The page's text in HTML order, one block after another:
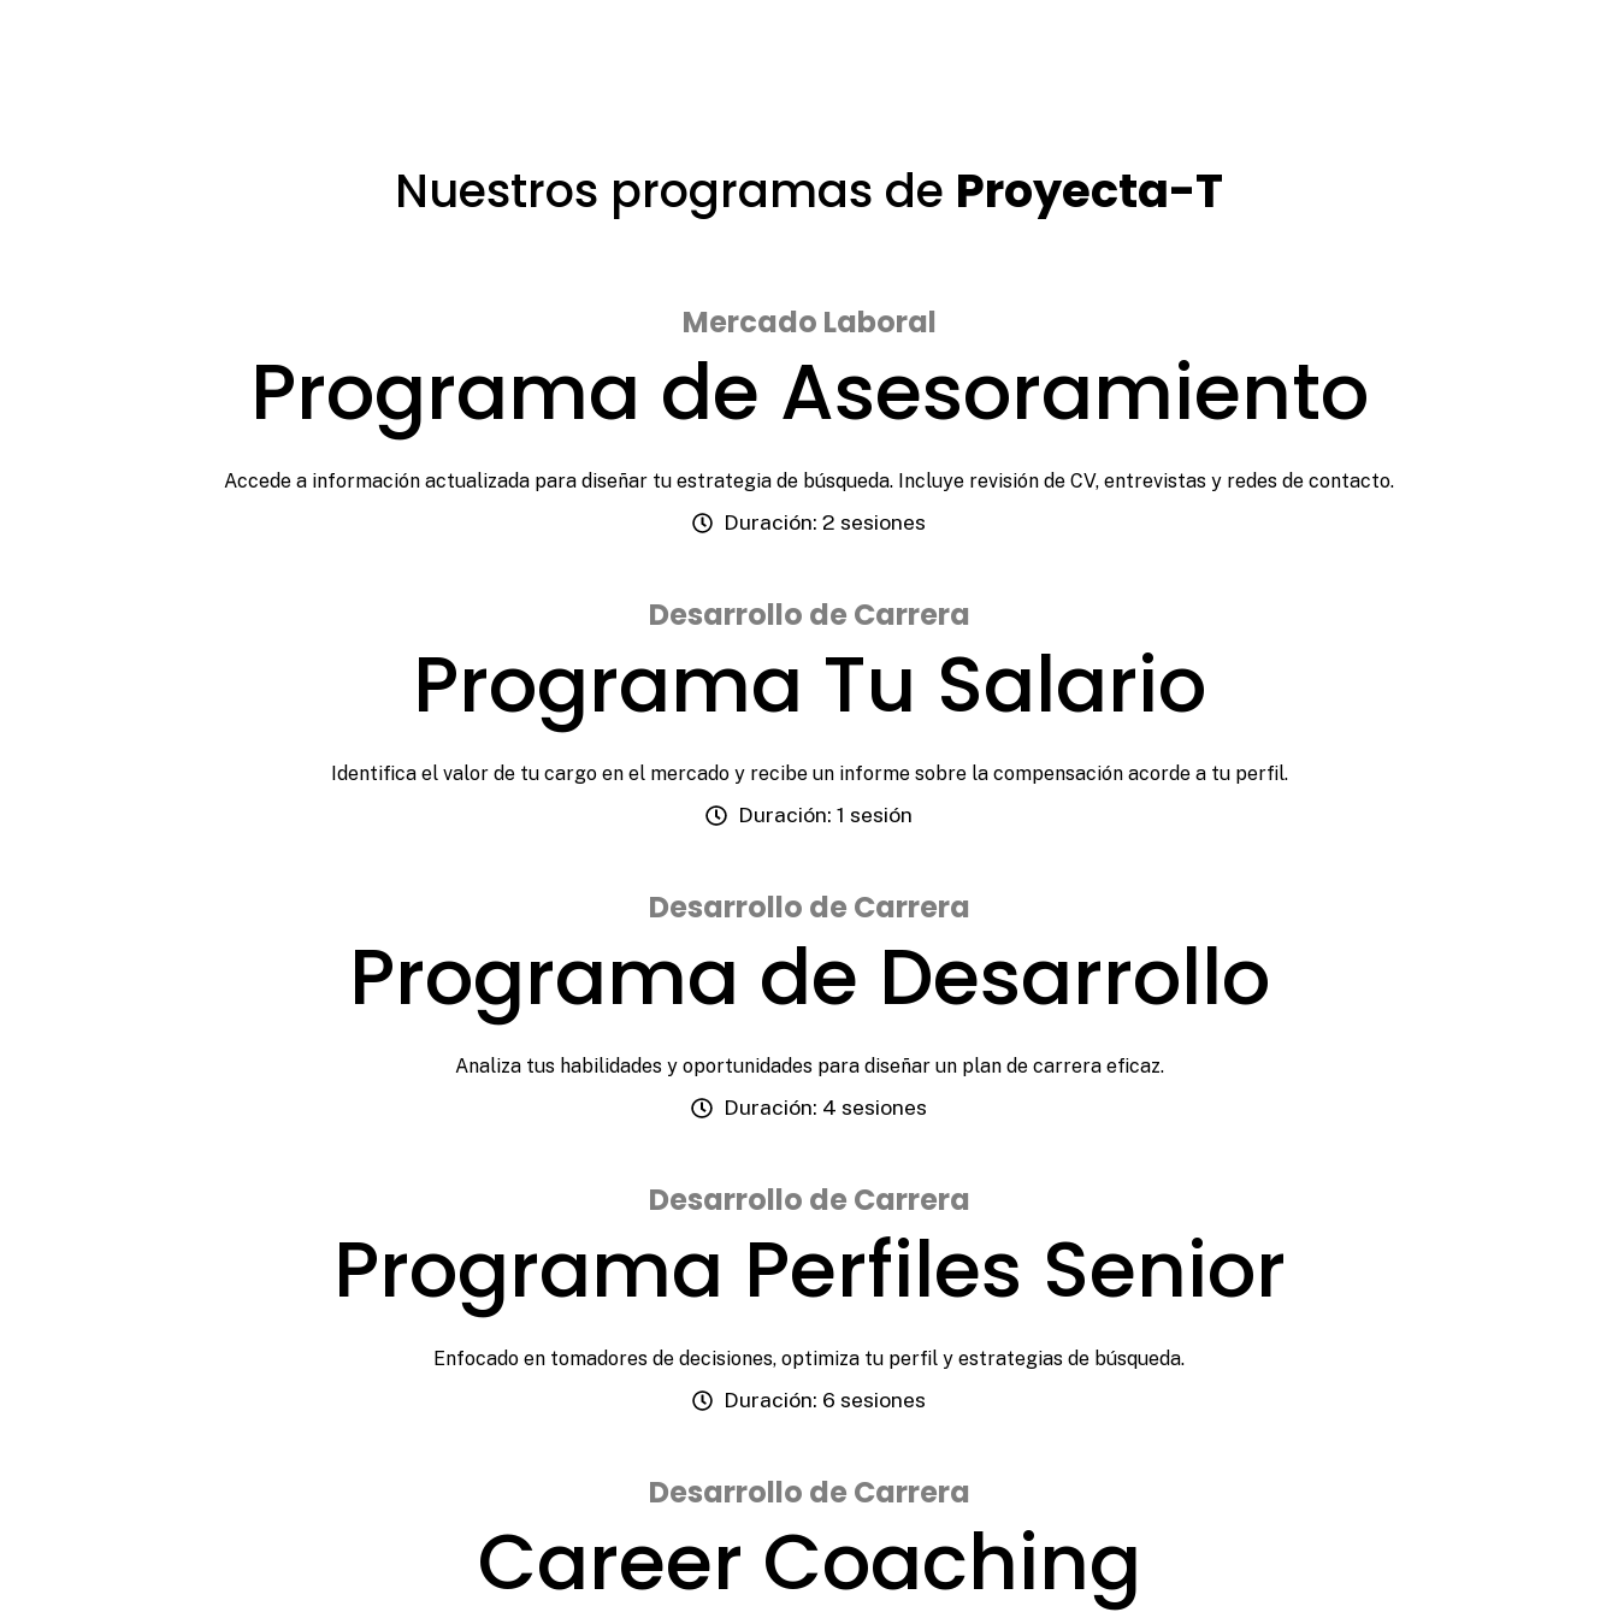
Nuestros programas de Proyecta-T
Mercado Laboral
Programa de Asesoramiento
Accede a información actualizada para diseñar tu estrategia de búsqueda. Incluye revisión de CV, entrevistas y redes de contacto.
Duración: 2 sesiones
Desarrollo de Carrera
Programa Tu Salario
Identifica el valor de tu cargo en el mercado y recibe un informe sobre la compensación acorde a tu perfil.
Duración: 1 sesión
Desarrollo de Carrera
Programa de Desarrollo
Analiza tus habilidades y oportunidades para diseñar un plan de carrera eficaz.
Duración: 4 sesiones
Desarrollo de Carrera
Programa Perfiles Senior
Enfocado en tomadores de decisiones, optimiza tu perfil y estrategias de búsqueda.
Duración: 6 sesiones
Desarrollo de Carrera
Career Coaching